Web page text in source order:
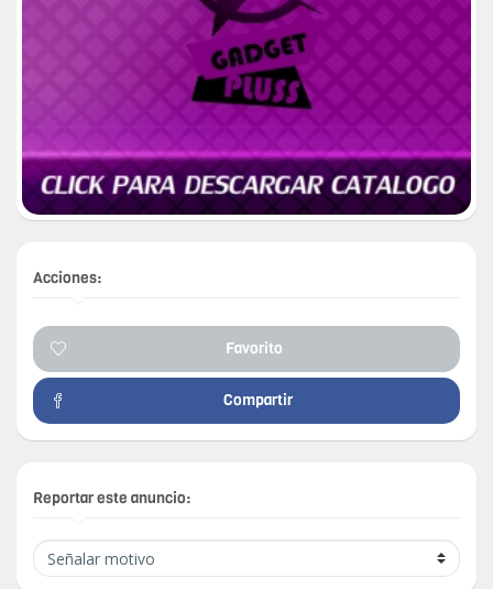
Acciones:
Favorito
Compartir
Reportar este anuncio: